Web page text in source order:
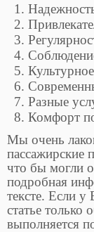
Разные
Комфорт
Мы очень
пассажирские
что бы могли
подробная
тексте. Если у
статье только
выполняется